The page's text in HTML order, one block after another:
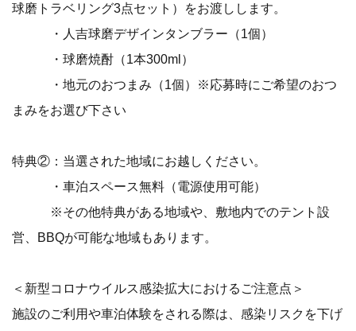
球磨トラベリング3点セット）をお渡しします。
・人吉球磨デザインタンブラー（1個）
・球磨焼酎（1本300ml）
・地元のおつまみ（1個）※応募時にご希望のおつ
まみをお選び下さい
特典②：当選された地域にお越しください。
・車泊スペース無料（電源使用可能）
※その他特典がある地域や、敷地内でのテント設
営、BBQが可能な地域もあります。
＜新型コロナウイルス感染拡大におけるご注意点＞
施設のご利用や車泊体験をされる際は、感染リスクを下げ